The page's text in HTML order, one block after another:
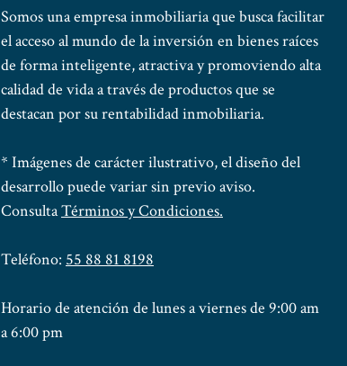
Somos una empresa inmobiliaria que busca facilitar
el acceso al mundo de la inversión en bienes raíces
de forma inteligente, atractiva y promoviendo alta
calidad de vida a través de productos que se
destacan por su rentabilidad inmobiliaria.
* Imágenes de carácter ilustrativo, el diseño del
desarrollo puede variar sin previo aviso.
ConsultaTérminos y Condiciones.
Teléfono: 55 88 81 8198
Horario de atención de lunes a viernes de 9:00 am
a 6:00 pm